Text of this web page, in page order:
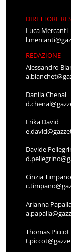
DIRETTORE
Luca Mercanti
REDAZIONE
Alessandro
Danila Chenal
Erika David
Davide
Cinzia Timpano
Arianna
Thomas Piccot